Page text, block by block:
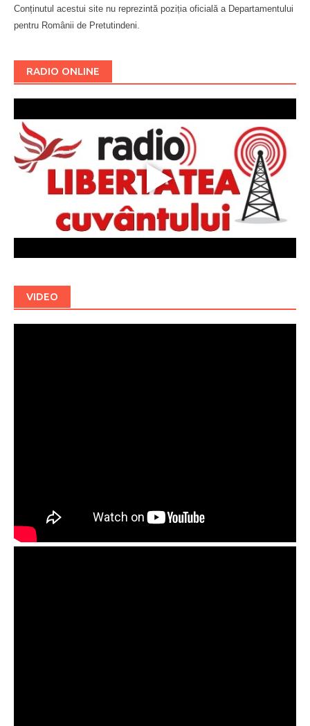
Conținutul acestui site nu reprezintă poziția oficială a Departamentului
pentru Românii de Pretutindeni.
RADIO ONLINE
VIDEO